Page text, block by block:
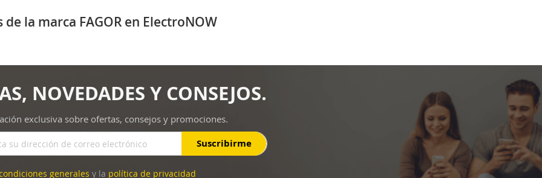
la marca FAGOR en ElectroNOW
NOVEDADES Y CONSEJOS.
exclusiva sobre ofertas, consejos y promociones.
Suscribirme
generales y la política de privacidad